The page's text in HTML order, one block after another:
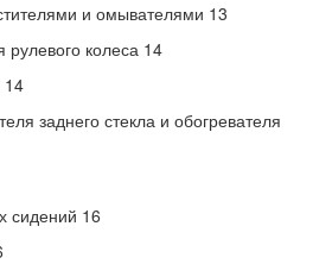
и омывателями 13
рулевого колеса 14
14
заднего стекла и обогревателя
сидений 16